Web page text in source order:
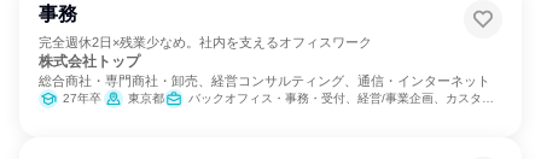
事務
完全週休2日×残業少なめ。社内を支えるオフィスワーク
株式会社トップ
総合商社・専門商社・卸売、経営コンサルティング、通信・インターネット
27年卒 東京都 バックオフィス・事務・受付、経営/事業企画、カスタマーサポート/コールセンター